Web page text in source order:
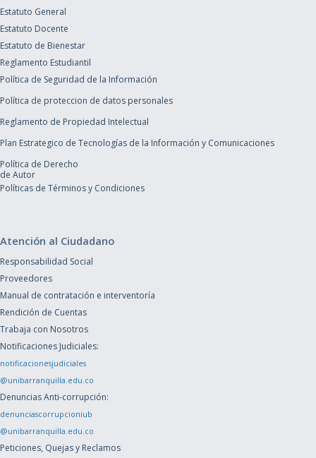
Estatuto General
Estatuto Docente
Estatuto de Bienestar
Reglamento Estudiantil
Política de Seguridad de la Información
Política de proteccion de datos personales
Reglamento de Propiedad Intelectual
Plan Estrategico de Tecnologías de la Información y Comunicaciones
Política de Derecho
de Autor
Políticas de Términos y Condiciones
Atención al Ciudadano
Responsabilidad Social
Proveedores
Manual de contratación e interventoría
Rendición de Cuentas
Trabaja con Nosotros
Notificaciones Judiciales:
notificacionesjudiciales
@unibarranquilla.edu.co
Denuncias Anti-corrupción:
denunciascorrupcioniub
@unibarranquilla.edu.co
Peticiones, Quejas y Reclamos